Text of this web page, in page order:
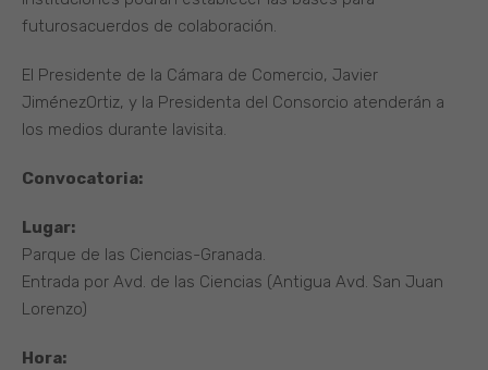
futurosacuerdos de colaboración.
El Presidente de la Cámara de Comercio, Javier
JiménezOrtiz, y la Presidenta del Consorcio atenderán a
los medios durante lavisita.
Convocatoria:
Lugar:
Parque de las Ciencias-Granada.
Entrada por Avd. de las Ciencias (Antigua Avd. San Juan
Lorenzo)
Hora: